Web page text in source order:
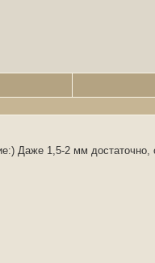
Даже 1,5-2 мм